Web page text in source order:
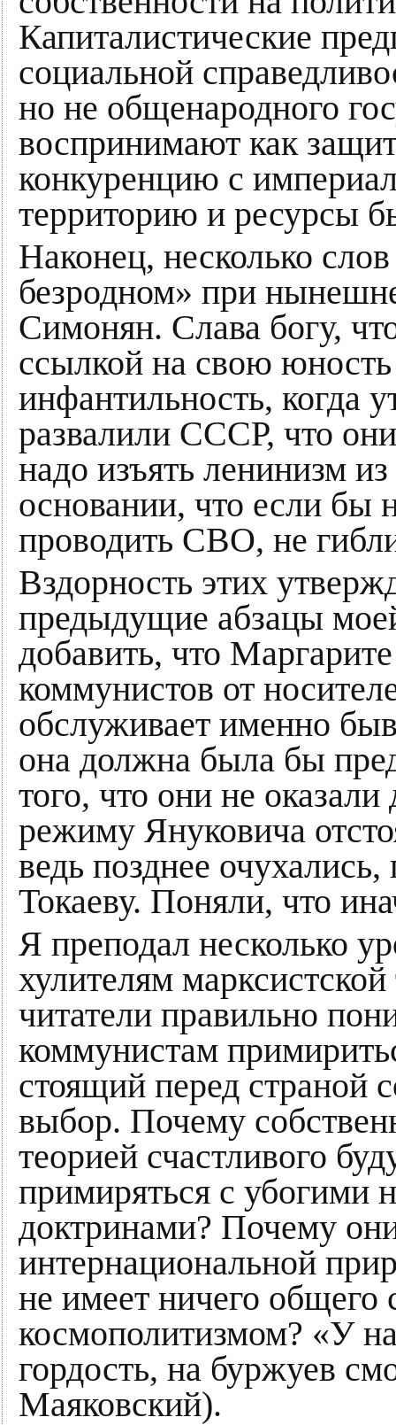
Капиталистические
социальной
но не общенародного
воспринимают как
конкуренцию с
территорию и ресурсы
Наконец, несколько
безродном» при
Симонян. Слава богу,
ссылкой на свою
инфантильность, когда
развалили СССР, что
надо изъять ленинизм
основании, что если бы
проводить СВО, не
Вздорность этих
предыдущие абзацы
добавить, что
коммунистов от
обслуживает именно
она должна была бы
того, что они не
режиму Януковича
ведь позднее
Токаеву. Поняли, что
Я преподал несколько
хулителям
читатели правильно
коммунистам
стоящий перед страной
выбор. Почему
теорией счастливого
примиряться с убогими
доктринами? Почему
интернациональной
не имеет ничего
космополитизмом? «У
гордость, на буржуев
Маяковский).